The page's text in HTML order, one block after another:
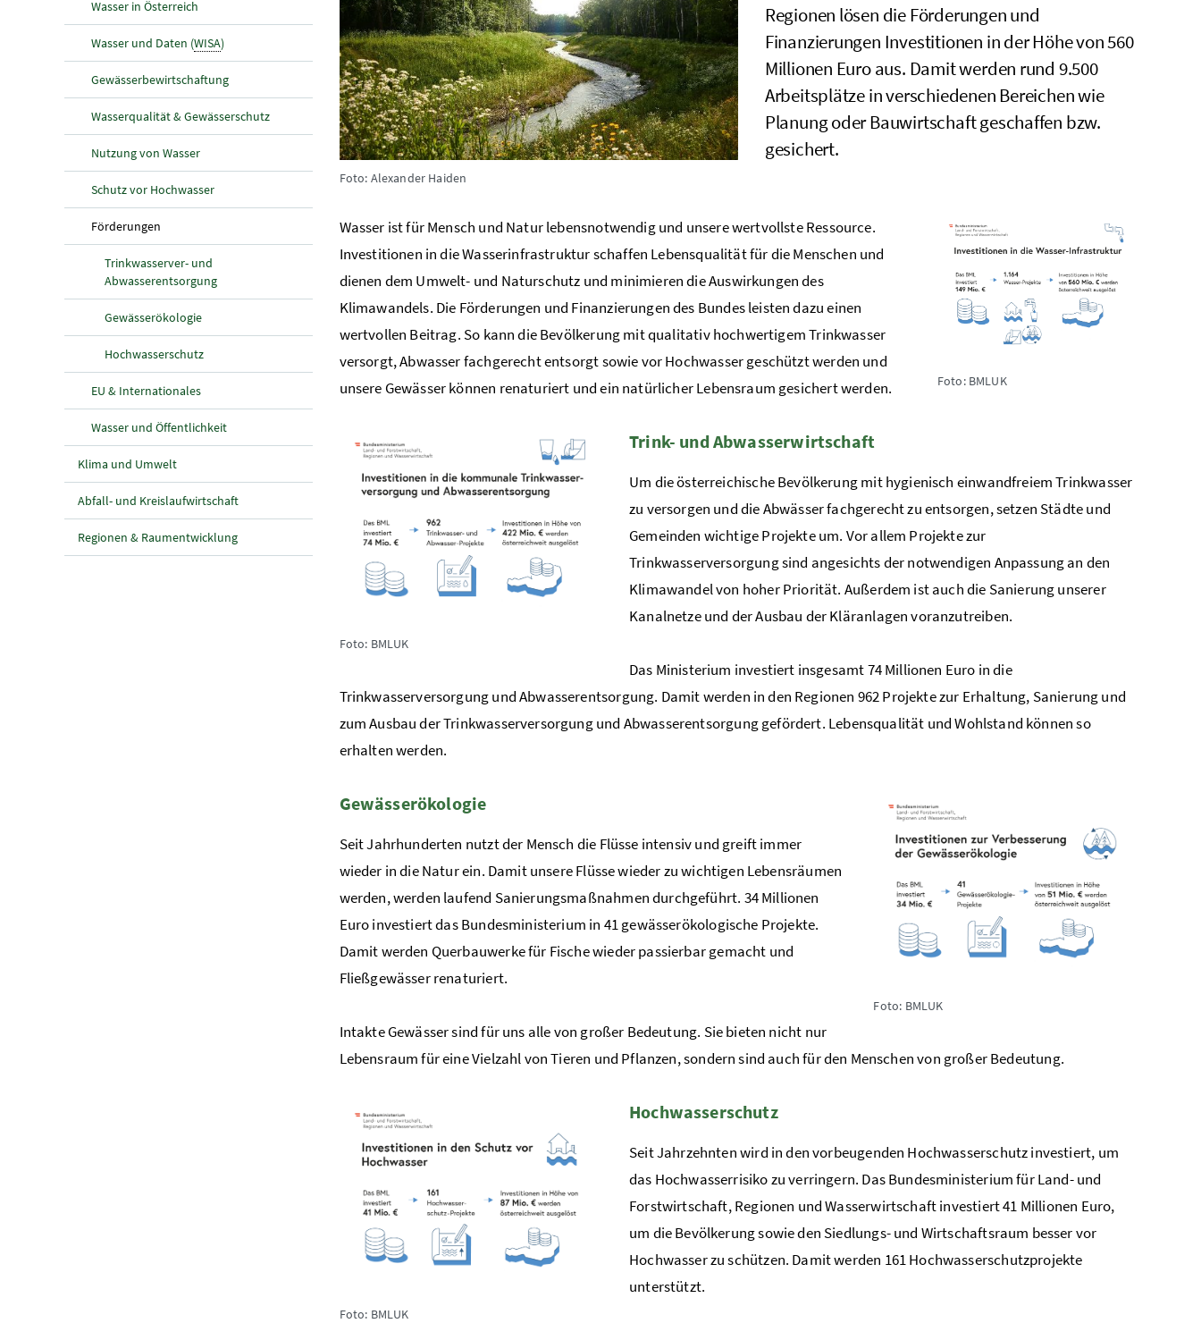
Wasser in Österreich
Wasser und Daten (WISA)
Gewässerbewirtschaftung
Wasserqualität & Gewässerschutz
Nutzung von Wasser
Schutz vor Hochwasser
Förderungen(aktuelle Seite)
Trinkwasserver- und
Abwasserentsorgung
Gewässerökologie
Hochwasserschutz
EU & Internationales
Wasser und Öffentlichkeit
Klima und Umwelt
Abfall- und Kreislaufwirtschaft
Regionen & Raumentwicklung
Foto: Alexander Haiden
Regionen lösen die Förderungen und
Finanzierungen Investitionen in der Höhe von 560
Millionen Euro aus. Damit werden rund 9.500
Arbeitsplätze in verschiedenen Bereichen wie
Planung oder Bauwirtschaft geschaffen bzw.
gesichert.
Foto: BMLUK
Wasser ist für Mensch und Natur lebensnotwendig und unsere wertvollste Ressource.
Investitionen in die Wasserinfrastruktur schaffen Lebensqualität für die Menschen und
dienen dem Umwelt- und Naturschutz und minimieren die Auswirkungen des
Klimawandels. Die Förderungen und Finanzierungen des Bundes leisten dazu einen
wertvollen Beitrag. So kann die Bevölkerung mit qualitativ hochwertigem Trinkwasser
versorgt, Abwasser fachgerecht entsorgt sowie vor Hochwasser geschützt werden und
unsere Gewässer können renaturiert und ein natürlicher Lebensraum gesichert werden.
Foto: BMLUK
Trink- und Abwasserwirtschaft
Um die österreichische Bevölkerung mit hygienisch einwandfreiem Trinkwasser
zu versorgen und die Abwässer fachgerecht zu entsorgen, setzen Städte und
Gemeinden wichtige Projekte um. Vor allem Projekte zur
Trinkwasserversorgung sind angesichts der notwendigen Anpassung an den
Klimawandel von hoher Priorität. Außerdem ist auch die Sanierung unserer
Kanalnetze und der Ausbau der Kläranlagen voranzutreiben.
Das Ministerium investiert insgesamt 74 Millionen Euro in die
Trinkwasserversorgung und Abwasserentsorgung. Damit werden in den Regionen 962 Projekte zur Erhaltung, Sanierung und
zum Ausbau der Trinkwasserversorgung und Abwasserentsorgung gefördert. Lebensqualität und Wohlstand können so
erhalten werden.
Foto: BMLUK
Gewässerökologie
Seit Jahrhunderten nutzt der Mensch die Flüsse intensiv und greift immer
wieder in die Natur ein. Damit unsere Flüsse wieder zu wichtigen Lebensräumen
werden, werden laufend Sanierungsmaßnahmen durchgeführt. 34 Millionen
Euro investiert das Bundesministerium in 41 gewässerökologische Projekte.
Damit werden Querbauwerke für Fische wieder passierbar gemacht und
Fließgewässer renaturiert.
Intakte Gewässer sind für uns alle von großer Bedeutung. Sie bieten nicht nur
Lebensraum für eine Vielzahl von Tieren und Pflanzen, sondern sind auch für den Menschen von großer Bedeutung.
Foto: BMLUK
Hochwasserschutz
Seit Jahrzehnten wird in den vorbeugenden Hochwasserschutz investiert, um
das Hochwasserrisiko zu verringern. Das Bundesministerium für Land- und
Forstwirtschaft, Regionen und Wasserwirtschaft investiert 41 Millionen Euro,
um die Bevölkerung sowie den Siedlungs- und Wirtschaftsraum besser vor
Hochwasser zu schützen. Damit werden 161 Hochwasserschutzprojekte
unterstützt.